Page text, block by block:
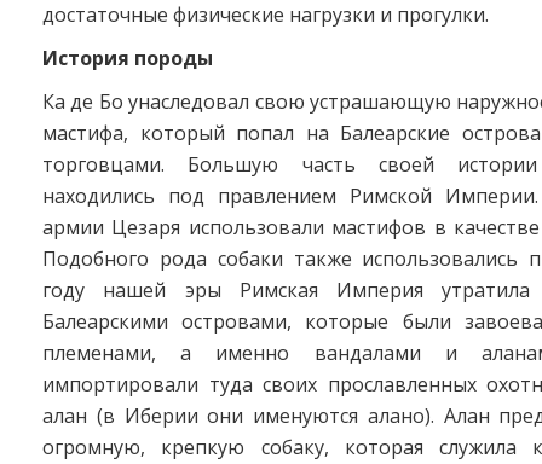
достаточные физические нагрузки и прогулки.
История породы
Ка де Бо унаследовал свою устрашающую
мастифа, который попал на Балеарские
торговцами. Большую часть своей
находились под правлением Римской
армии Цезаря использовали мастифов в
Подобного рода собаки также использовались
году нашей эры Римская Империя
Балеарскими островами, которые были
племенами, а именно вандалами и
импортировали туда своих прославленных
алан (в Иберии они именуются алано). Алан
огромную, крепкую собаку, которая служила